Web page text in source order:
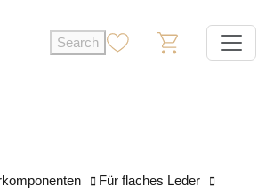
Search
Für flaches Leder